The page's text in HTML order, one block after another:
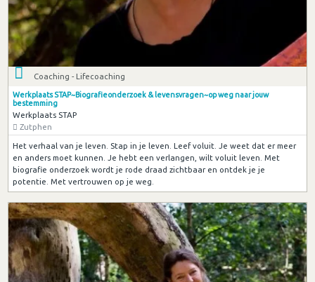
Coaching - Lifecoaching
Werkplaats STAP~Biografieonderzoek & levensvragen~op weg naar jouw
bestemming
Werkplaats STAP
Zutphen
Het verhaal van je leven. Stap in je leven. Leef voluit. Je weet dat er meer
en anders moet kunnen. Je hebt een verlangen, wilt voluit leven. Met
biografie onderzoek wordt je rode draad zichtbaar en ontdek je je
potentie. Met vertrouwen op je weg.